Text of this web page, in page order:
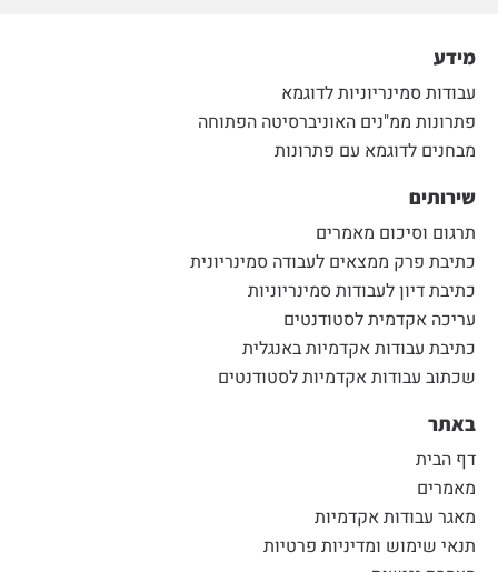
מידע
עבודות סמינריוניות לדוגמא
פתרונות ממ"נים האוניברסיטה הפתוחה
מבחנים לדוגמא עם פתרונות
שירותים
תרגום וסיכום מאמרים
כתיבת פרק ממצאים לעבודה סמינריונית
כתיבת דיון לעבודות סמינריוניות
עריכה אקדמית לסטודנטים
כתיבת עבודות אקדמיות באנגלית
שכתוב עבודות אקדמיות לסטודנטים
באתר
דף הבית
מאמרים
מאגר עבודות אקדמיות
תנאי שימוש ומדיניות פרטיות